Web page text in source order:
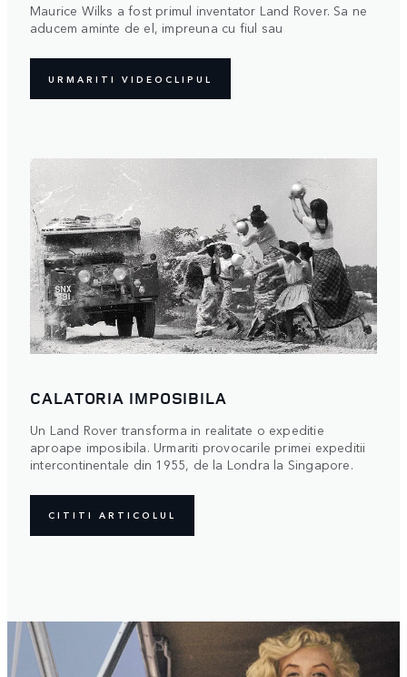
Maurice Wilks a fost primul inventator Land Rover. Sa ne
aducem aminte de el, impreuna cu fiul sau
URMARITI VIDEOCLIPUL
CALATORIA IMPOSIBILA
Un Land Rover transforma in realitate o expeditie
aproape imposibila. Urmariti provocarile primei expeditii
intercontinentale din 1955, de la Londra la Singapore.
CITITI ARTICOLUL